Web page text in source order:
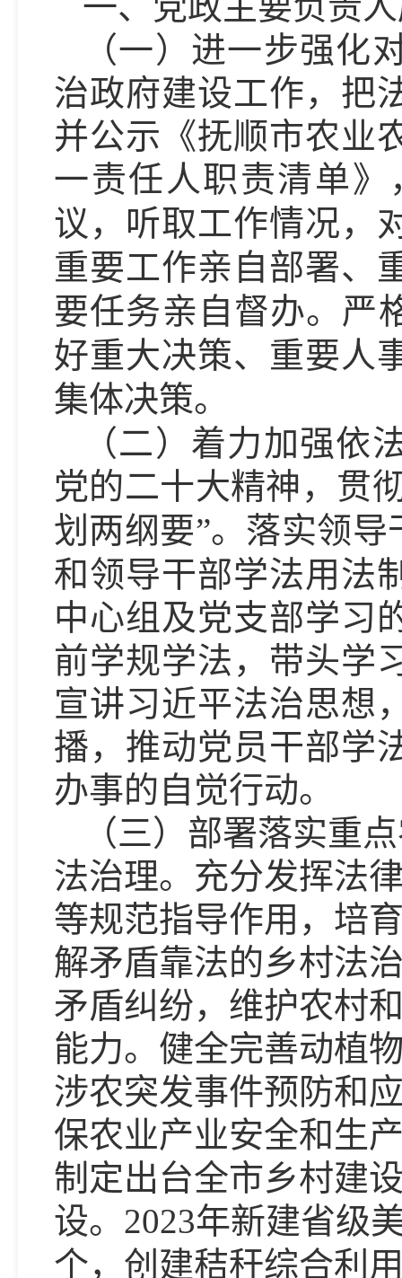
（一）进一步强化
治政府建设工作，把
并公示《抚顺市农业
一责任人职责清单》
议，听取工作情况，
重要工作亲自部署、
要任务亲自督办。严
好重大决策、重要人
集体决策。
（二）着力加强依
党的二十大精神， 贯
划两纲要”。 落实领导
和领导干部学法用法
中心组 及党支部学习
前学规学法，带头学
宣讲习近平法治思想
播， 推动党员干部学
办事的自觉行动。
（三）部署落实重
法治理。充分发挥法
等规范指导作用，培
解矛盾靠法的乡村法
矛盾纠纷，维护农村
能力。健全完善动植
涉农突发事件预防和
保农业产业安全和生
制定出台全市乡村建
设。 2023年新建省级
个，创建秸秆综合利